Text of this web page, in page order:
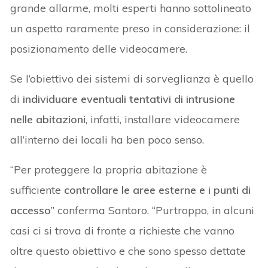
grande allarme, molti esperti hanno sottolineato
un aspetto raramente preso in considerazione: il
posizionamento delle videocamere.
Se l’obiettivo dei sistemi di sorveglianza è quello
di individuare eventuali tentativi di intrusione
nelle abitazioni, infatti, installare videocamere
all’interno dei locali ha ben poco senso.
“Per proteggere la propria abitazione è
sufficiente controllare le aree esterne e i punti di
accesso” conferma Santoro. “Purtroppo, in alcuni
casi ci si trova di fronte a richieste che vanno
oltre questo obiettivo e che sono spesso dettate